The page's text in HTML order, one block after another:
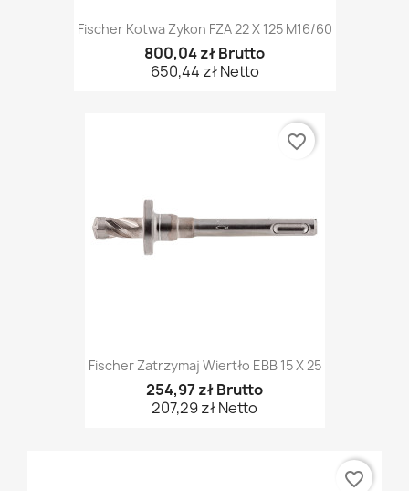
Fischer Kotwa Zykon FZA 22 X 125 M16/60
800,04 zł Brutto
650,44 zł Netto
Fischer Zatrzymaj Wiertło EBB 15 X 25
254,97 zł Brutto
207,29 zł Netto
favorite_border
favorite_border